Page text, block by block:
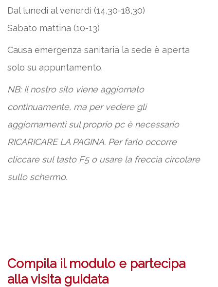
Dal lunedì al venerdì (14,30-18,30)
Sabato mattina (10-13)
Causa emergenza sanitaria la sede è aperta
solo su appuntamento.
NB: Il nostro sito viene aggiornato
continuamente, ma per vedere gli
aggiornamenti sul proprio pc è necessario
RICARICARE LA PAGINA. Per farlo occorre
cliccare sul tasto F5 o usare la freccia circolare
sullo schermo.
Compila il modulo e partecipa
alla visita guidata